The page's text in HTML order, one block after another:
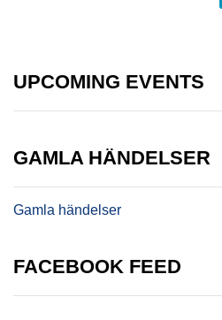
UPCOMING EVENTS
GAMLA HÄNDELSER
Gamla händelser
FACEBOOK FEED